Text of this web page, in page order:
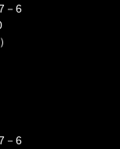
－6
－6